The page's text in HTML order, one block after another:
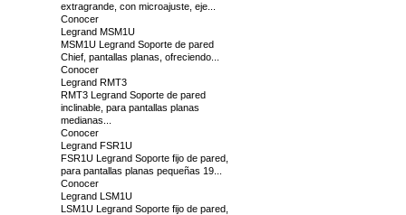
extragrande, con microajuste, eje...
Conocer
Legrand MSM1U
MSM1U Legrand Soporte de pared
Chief, pantallas planas, ofreciendo...
Conocer
Legrand RMT3
RMT3 Legrand Soporte de pared
inclinable, para pantallas planas
medianas...
Conocer
Legrand FSR1U
FSR1U Legrand Soporte fijo de pared,
para pantallas planas pequeñas 19...
Conocer
Legrand LSM1U
LSM1U Legrand Soporte fijo de pared,